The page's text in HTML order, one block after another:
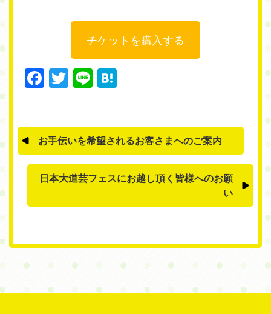
チケットを購入する
Facebook
Twitter
Line
お手伝いを希望されるお客さまへのご案内
日本大道芸フェスにお越し頂く皆様へのお願
い